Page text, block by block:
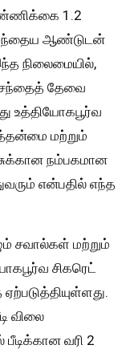
1.2
ஆண்டுடன்
நிலைமையில்,
சந்தைத் தேவை
உத்தியோகபூர்வ
மற்றும்
நம்பகமான
என்பதில் எந்த
சவால்கள் மற்றும்
சிகரெட்
விலை
வரி 2